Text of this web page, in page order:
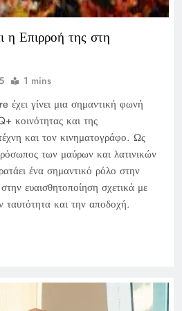
Επιρροή της στη
1 mins
γίνει μια σημαντική φωνή
κοινότητας και της
και τον κινηματογράφο. Ως
των μαύρων και λατινικών
ένα σημαντικό ρόλο στην
ευαισθητοποίηση σχετικά με
και την αποδοχή.